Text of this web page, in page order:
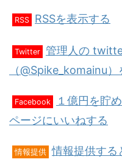
RSS RSSを表示する
Twitter 管理人の
（@Spike_komainu
Facebook
１億円を貯
ページにいいねする
情報提供 情報提供する